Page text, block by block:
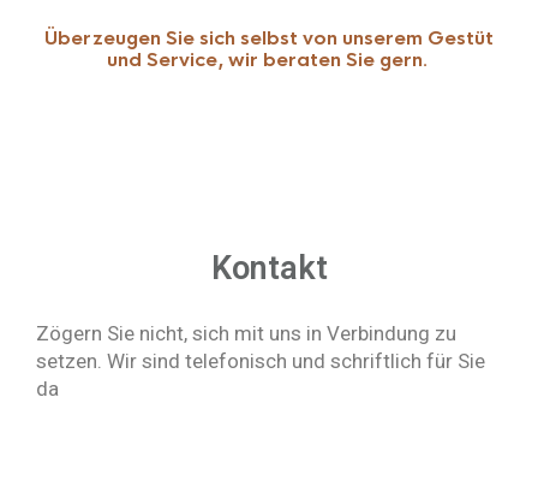
Überzeugen Sie sich selbst von unserem Gestüt
und Service, wir beraten Sie gern.
Kontakt
Zögern Sie nicht, sich mit uns in Verbindung zu
setzen. Wir sind telefonisch und schriftlich für Sie
da